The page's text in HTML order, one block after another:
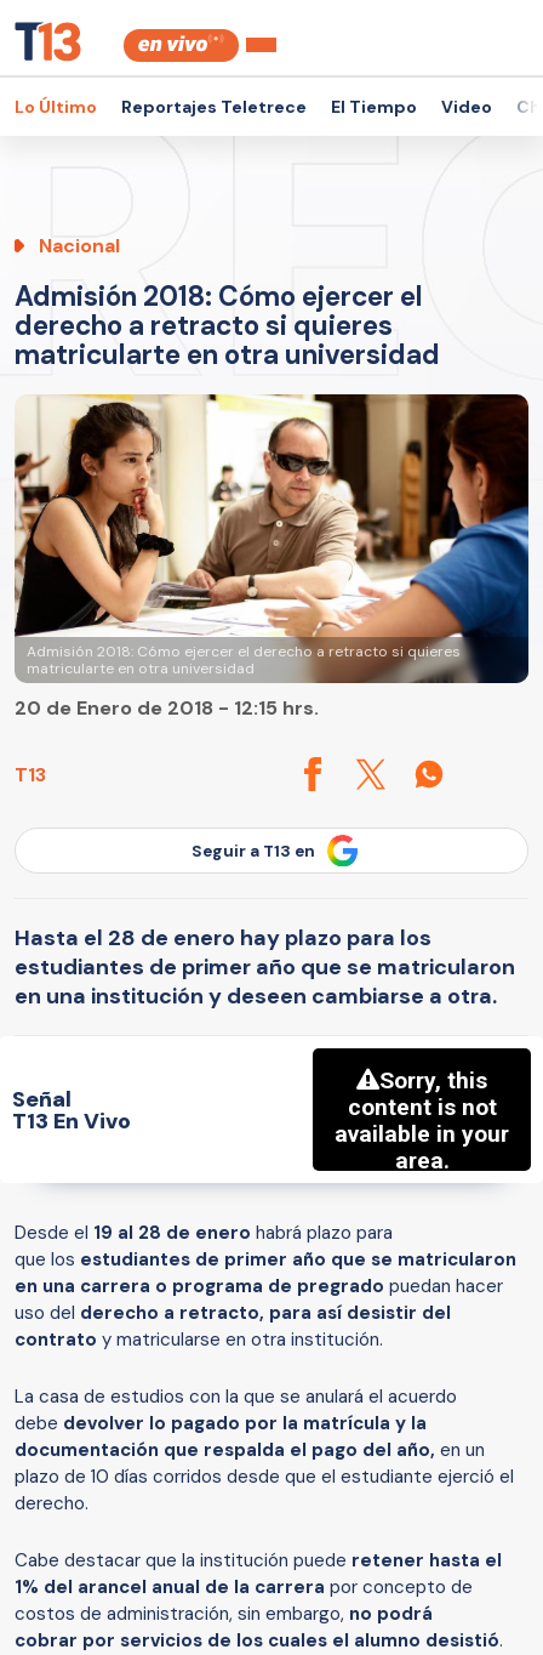
Lo Último Reportajes Teletrece El Tiempo Video
Nacional
Admisión 2018: Cómo ejercer el
derecho a retracto si quieres
matricularte en otra universidad
Admisión 2018: Cómo ejercer el derecho a retracto si quieres
matricularte en otra universidad
T13
20 de Enero de 2018 - 12:15 hrs.
Seguir a T13 en
Hasta el 28 de enero hay plazo para los
estudiantes de primer año que se matricularon
en una institución y deseen cambiarse a otra.
Señal
T13 En Vivo
Desde el 19 al 28 de enero habrá plazo para
que los estudiantes de primer año que se matricularon
en una carrera o programa de pregrado puedan hacer
uso del derecho a retracto, para así desistir del
contrato y matricularse en otra institución.
La casa de estudios con la que se anulará el acuerdo
debe devolver lo pagado por la matrícula y la
documentación que respalda el pago del año, en un
plazo de 10 días corridos desde que el estudiante ejerció el
derecho.
Cabe destacar que la institución puede retener hasta el
1% del arancel anual de la carrera por concepto de
costos de administración, sin embargo, no podrá
cobrar por servicios de los cuales el alumno desistió.